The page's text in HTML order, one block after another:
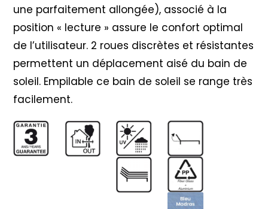
une parfaitement allongée), associé à la
position « lecture » assure le confort optimal
de l’utilisateur. 2 roues discrètes et résistantes
permettent un déplacement aisé du bain de
soleil. Empilable ce bain de soleil se range très
facilement.